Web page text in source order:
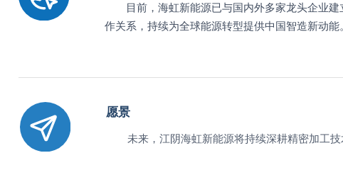
目前，海虹新能源已与国内外多家龙头企业
作关系，持续为全球能源转型提供中国智造新动能。
愿景
未来，江阴海虹新能源将持续深耕精密加工